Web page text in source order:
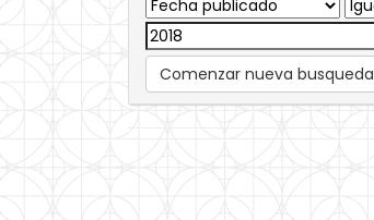
Comenzar nueva busqueda